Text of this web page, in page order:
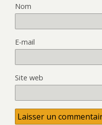
Nom
E-mail
Site web